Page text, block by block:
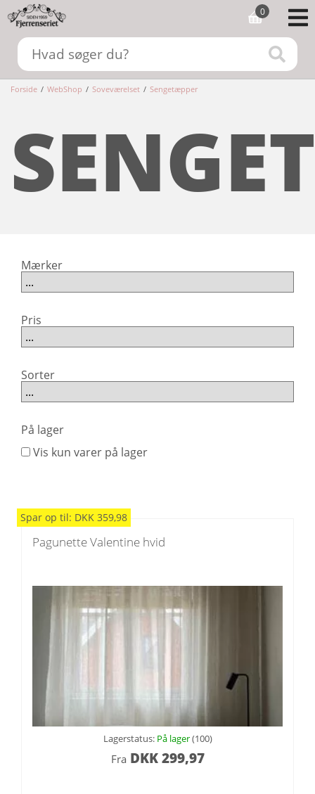
0
Forside / WebShop / Soveværelset / Sengetæpper
Mærker
Pris
Sorter
På lager
Vis kun varer på lager
Spar op til: DKK 359,98
Pagunette Valentine hvid
Lagerstatus: På lager(100)
Fra DKK299,97